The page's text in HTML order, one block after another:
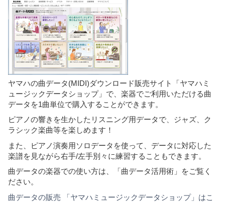
ヤマハの曲データ(MIDI)ダウンロード販売サイト「ヤマハミ
ュージックデータショップ」で、楽器でご利用いただける曲
データを1曲単位で購入することができます。
ピアノの響きを生かしたリスニング用データで、ジャズ、ク
ラシック楽曲等を楽しめます！
また、ピアノ演奏用ソロデータを使って、データに対応した
楽譜を見ながら右手/左手別々に練習することもできます。
曲データの楽器での使い方は、「曲データ活用術」をご覧く
ださい。
曲データの販売 「ヤマハミュージックデータショップ」はこ